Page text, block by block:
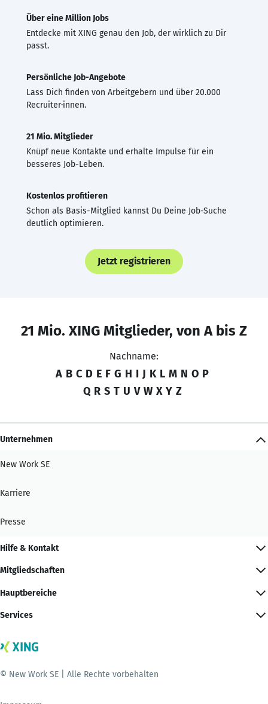
Über eine Million Jobs
Entdecke mit XING genau den Job, der wirklich zu Dir
passt.
Persönliche Job-Angebote
Lass Dich finden von Arbeitgebern und über 20.000
Recruiter·innen.
21 Mio. Mitglieder
Knüpf neue Kontakte und erhalte Impulse für ein
besseres Job-Leben.
Kostenlos profitieren
Schon als Basis-Mitglied kannst Du Deine Job-Suche
deutlich optimieren.
Jetzt registrieren
21 Mio. XING Mitglieder, von A bis Z
Nachname:
A B C D E F G H I J K L M N O P
Q R S T U V W X Y Z
Unternehmen
New Work SE
Karriere
Presse
Hilfe & Kontakt
Mitgliedschaften
Hauptbereiche
Services
© New Work SE | Alle Rechte vorbehalten